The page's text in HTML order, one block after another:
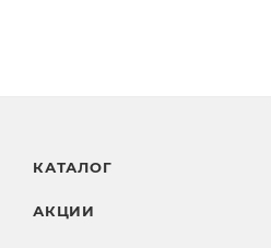
КАТАЛОГ
АКЦИИ